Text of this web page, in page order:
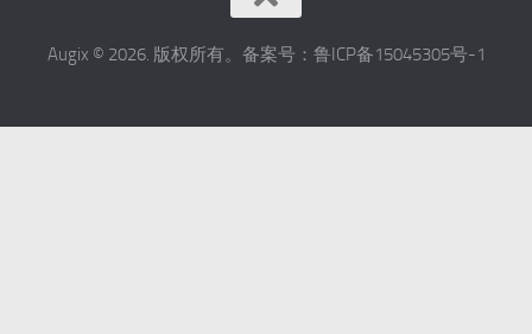
Augix © 2026. 版权所有。备案号：鲁ICP备15045305号-1